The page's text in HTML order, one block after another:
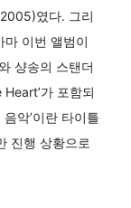
였다. 그리
마 이번 앨범이
샹송의 스탠더
가 포함되
악’이란 타이틀
진행 상황으로